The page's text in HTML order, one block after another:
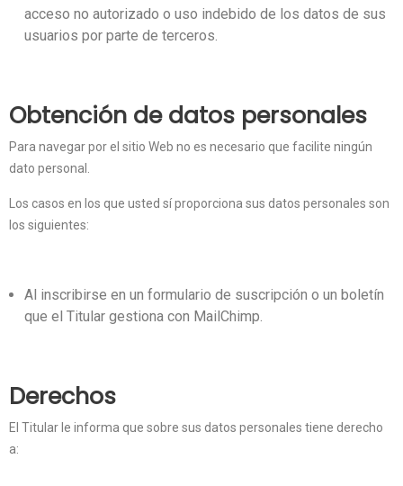
acceso no autorizado o uso indebido de los datos de sus
usuarios por parte de terceros.
Obtención de datos personales
Para navegar por el sitio Web no es necesario que facilite ningún
dato personal.
Los casos en los que usted sí proporciona sus datos personales son
los siguientes:
Al inscribirse en un formulario de suscripción o un boletín
que el Titular gestiona con MailChimp.
Derechos
El Titular le informa que sobre sus datos personales tiene derecho
a: